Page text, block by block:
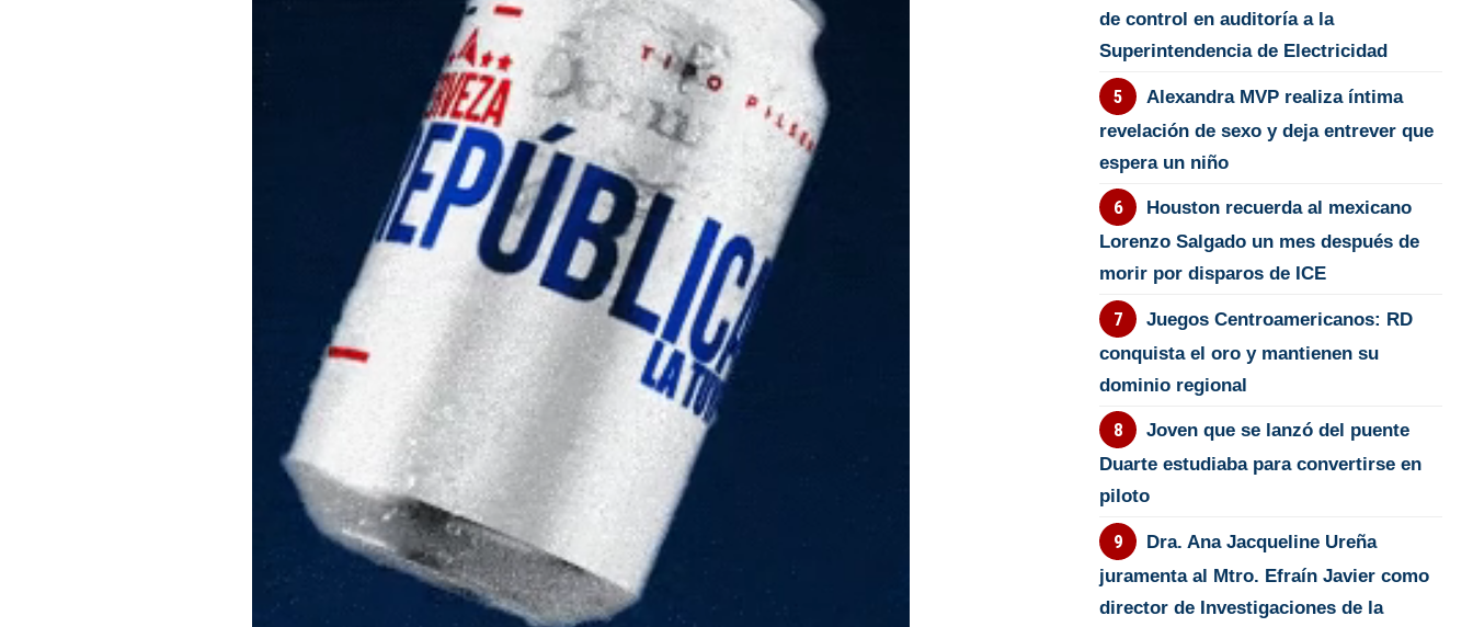
de control en auditoría a la
Superintendencia de Electricidad
Alexandra MVP realiza íntima
revelación de sexo y deja entrever que
espera un niño
Houston recuerda al mexicano
Lorenzo Salgado un mes después de
morir por disparos de ICE
Juegos Centroamericanos: RD
conquista el oro y mantienen su
dominio regional
Joven que se lanzó del puente
Duarte estudiaba para convertirse en
piloto
Dra. Ana Jacqueline Ureña
juramenta al Mtro. Efraín Javier como
director de Investigaciones de la